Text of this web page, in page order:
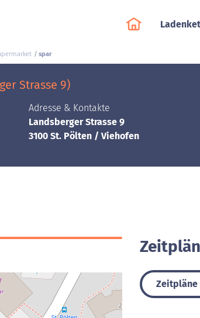
spar
Strasse 9)
Adresse & Kontakte
Landsberger Strasse 9
3100 St. Pölten / Viehofen
Zeitpläne